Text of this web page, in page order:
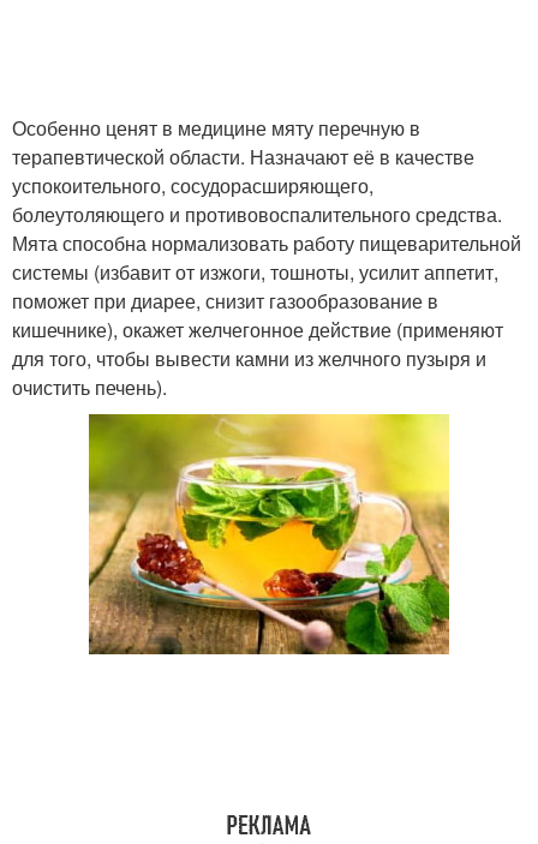
Особенно ценят в медицине мяту перечную в
терапевтической области. Назначают её в качестве
успокоительного, сосудорасширяющего,
болеутоляющего и противовоспалительного средства.
Мята способна нормализовать работу пищеварительной
системы (избавит от изжоги, тошноты, усилит аппетит,
поможет при диарее, снизит газообразование в
кишечнике), окажет желчегонное действие (применяют
для того, чтобы вывести камни из желчного пузыря и
очистить печень).